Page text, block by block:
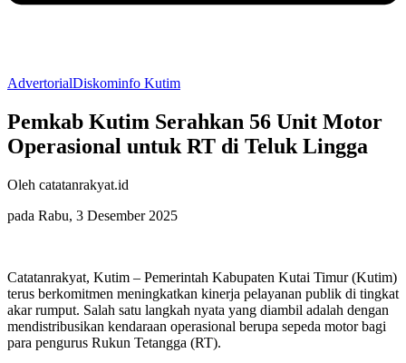
AdvertorialDiskominfo Kutim
Pemkab Kutim Serahkan 56 Unit Motor
Operasional untuk RT di Teluk Lingga
Oleh catatanrakyat.id
pada Rabu, 3 Desember 2025
Catatanrakyat, Kutim – Pemerintah Kabupaten Kutai Timur (Kutim)
terus berkomitmen meningkatkan kinerja pelayanan publik di tingkat
akar rumput. Salah satu langkah nyata yang diambil adalah dengan
mendistribusikan kendaraan operasional berupa sepeda motor bagi
para pengurus Rukun Tetangga (RT).